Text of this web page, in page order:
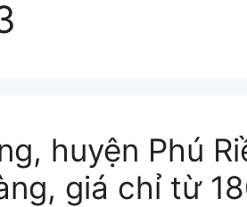
huyện Phú
giá chỉ từ